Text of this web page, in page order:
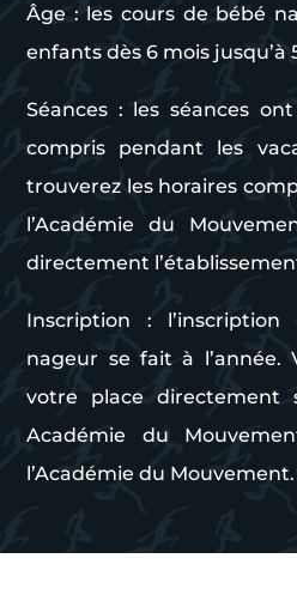
Âge : les cours de bébé
enfants dès 6 mois jusqu’à
Séances : les séances
compris pendant les
trouverez les horaires
l’Académie du
directement
Inscription :
nageur se fait à l’année.
votre place directement
Académie du
l’Académie du Mouvement.